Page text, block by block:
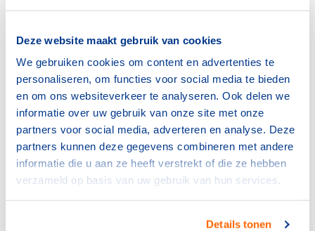
Deze website maakt gebruik van cookies
We gebruiken cookies om content en advertenties te
personaliseren, om functies voor social media te bieden
en om ons websiteverkeer te analyseren. Ook delen we
informatie over uw gebruik van onze site met onze
partners voor social media, adverteren en analyse. Deze
partners kunnen deze gegevens combineren met andere
informatie die u aan ze heeft verstrekt of die ze hebben
verzameld op basis van uw gebruik van hun services.
Details tonen
O’Reilly: ‘’We gaan alle randzaken rondom covid in
alles wat geregeld moet worden rondom testprotocollen,
zorgen dat alle sporters en stafleden de juiste papieren
hebben en dat ze de diverse apps gebruiken die
verplicht zijn tijdens de Spelen.’’
‘’We moeten zorgen dat iedereen zich aan de
maatregelen houdt en dat er bewustwording is,’’ vult
Sombroek aan. ‘’Het worden unieke Spelen. Aan de ene
kant omdat we de situatie voor de sporters zo normaal